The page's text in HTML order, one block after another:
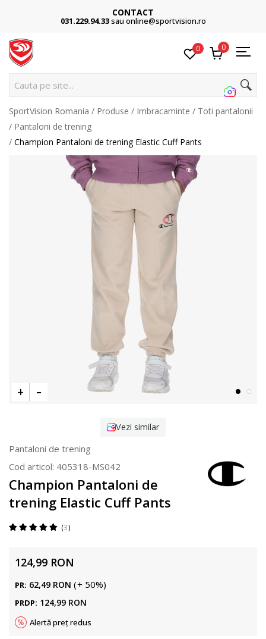
CONTACT
031.229.94.33sau online@sportvision.ro
0 0
Cauta pe site...
SportVision Romania Produse Imbracaminte
Toti pantalonii
Pantaloni de trening
Champion Pantaloni de trening Elastic Cuff Pants
Vezi similar
Pantaloni de trening
Cod articol: 405318-MS042
Champion Pantaloni de
trening Elastic Cuff Pants
3
124,99 RON
PR: 62,49 RON (+ 50%)
PRDP: 124,99 RON
Alertă preț redus